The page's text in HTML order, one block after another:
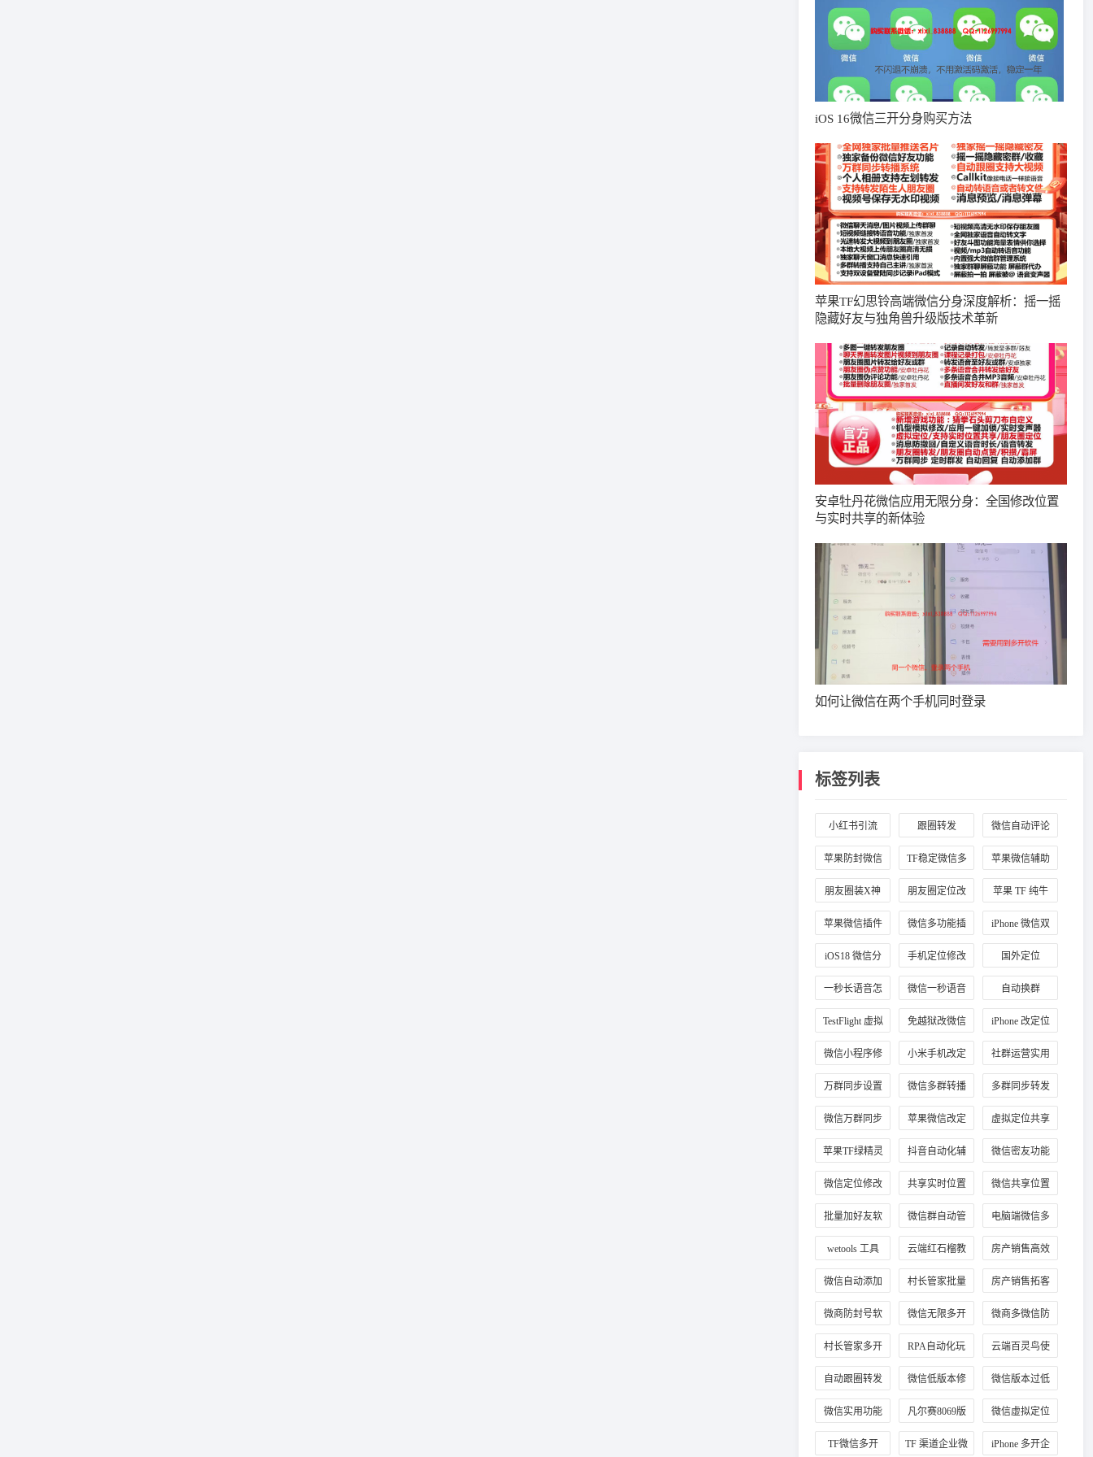
iOS 16微信三开分身购买方法
苹果TF幻思铃高端微信分身深度解析：摇一摇
隐藏好友与独角兽升级版技术革新
安卓牡丹花微信应用无限分身：全国修改位置
与实时共享的新体验
如何让微信在两个手机同时登录
标签列表
小红书引流 跟圈转发 微信自动评论
苹果防封微信
插件
TF稳定微信多
开
苹果微信辅助
朋友圈装X神
器
朋友圈定位改
国外
苹果 TF 纯牛
马
苹果微信插件
推荐
微信多功能插
件
iPhone 微信双
开
iOS18 微信分
身
手机定位修改 国外定位
一秒长语音怎 微信一秒语音 自动换群
TestFlight 虚拟
定位
免越狱改微信
定位
iPhone 改定位
微信小程序修
改定位
小米手机改定
位
社群运营实用
工具
万群同步设置
教程
微信多群转播 多群同步转发
微信万群同步 苹果微信改定
位
虚拟定位共享
位置
苹果TF绿精灵 抖音自动化辅
助工具
微信密友功能
使用
微信定位修改
方法
共享实时位置
修改技巧
微信共享位置
改定位
批量加好友软 微信群自动管 电脑端微信多
开
wetools 工具 云端红石榴教
程
房产销售高效
加客源
微信自动添加
客户好友
村长管家批量
加手机号
房产销售拓客
工具
微商防封号软
件推荐
微信无限多开
正版
微商多微信防
封工具
村长管家多开 RPA自动化玩
法
云端百灵鸟使
用教程
自动跟圈转发
技巧
微信低版本修
复教程
微信版本过低
登录
微信实用功能
插件
凡尔赛8069版
本
微信虚拟定位
工具
TF微信多开 TF 渠道企业微 iPhone 多开企